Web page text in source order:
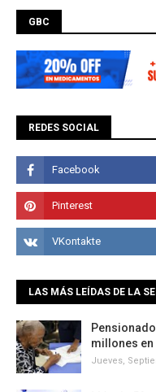
GBC
REDES SOCIAL
LAS MÁS LEÍDAS DE LA
millones
Jueves,